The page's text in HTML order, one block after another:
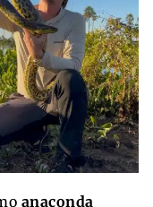
anaconda